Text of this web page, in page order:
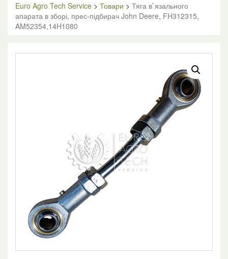
Euro Agro Tech Service > Товари > Тяга в`язального
апарата в зборі, прес-підбирач John Deere, FH312315,
AM52354,14H1080